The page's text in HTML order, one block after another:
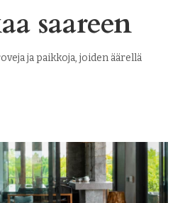
saareen
ja paikkoja, joiden äärellä